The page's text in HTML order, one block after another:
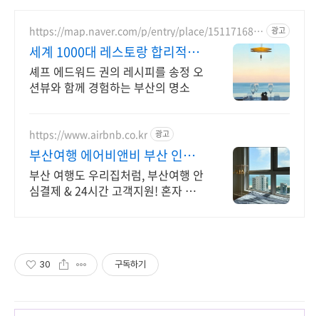
https://map.naver.com/p/entry/place/151171681
광고
세계 1000대 레스토랑 합리적인
프렌치 파인다이닝
셰프 에드워드 권의 레시피를 송정 오
션뷰와 함께 경험하는 부산의 명소
https://www.airbnb.co.kr 광고
부산여행 에어비앤비 부산 인기
숙소 둘러보기
부산 여행도 우리집처럼, 부산여행 안
심결제 & 24시간 고객지원! 혼자 여
30 구독하기